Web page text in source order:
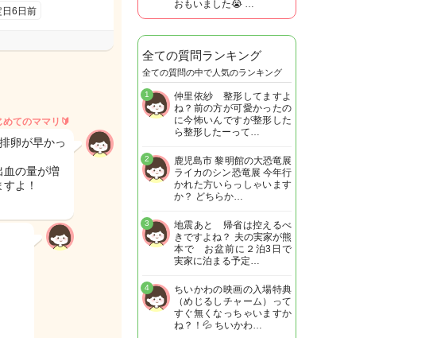
日6日前
めてのママリ🔰
卵が早かっ
血の量が増
よ！
おもいました😭 …
全ての質問ランキング
全ての質問の中で人気のランキング
仲里依紗 整形してますよ
ね？前の方が可愛かったの
に今怖いんですが整形した
ら整形したーって…
1
鹿児島市 黎明館の大恐竜展
ライカのシン恐竜展 今年行
かれた方いらっしゃいます
か？ どちらか…
2
地震あと 帰省は控えるべ
きですよね？ 夫の実家が熊
本で お盆前に２泊3日で
実家に泊まる予定…
3
ちいかわの映画の入場特典
（めじるしチャーム）って
すぐ無くなっちゃいますか
ね？！💦 ちいかわ…
4